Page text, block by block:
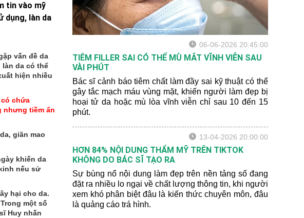
tin vào mỹ
dụng, làn da
vấn đề da
làn da có thể
hiện nhiều
chứa
nhưng tiềm ẩn
giãn mao
khiến da
nếu sử
hại cho da.
một số
Huy nhấn
06-06-2026 20:45:00
TIÊM FILLER SAI CÓ THỂ MÙ MẮT VĨNH VIỄN SAU
VÀI PHÚT
Bác sĩ cảnh báo tiêm chất làm đầy sai kỹ thuật có thể
gây tắc mạch máu vùng mặt, khiến người làm đẹp bị
hoại tử da hoặc mù lòa vĩnh viễn chỉ sau 10 đến 15
phút.
13-04-2026 20:00:00
HƠN 84% NỘI DUNG THẨM MỸ TRÊN TIKTOK
KHÔNG DO BÁC SĨ TẠO RA
Sự bùng nổ nội dung làm đẹp trên nền tảng số đang
đặt ra nhiều lo ngại về chất lượng thông tin, khi người
xem khó phân biệt đâu là kiến thức chuyên môn, đâu
là quảng cáo trá hình.